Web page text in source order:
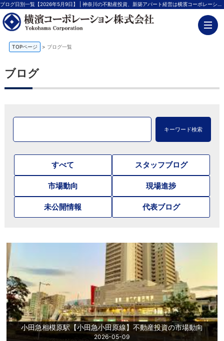
ブログ日別一覧【2026年5月9日】 | 神奈川の不動産投資、新築アパート経営は横濱コーポレーション
TOPページ > ブログ一覧
ブログ
キーワード検索
すべて スタッフブログ
市場動向 現場進捗
未公開情報 代表ブログ
小田急相模原駅【小田急小田原線】不動産投資の市場動向
2026-05-09